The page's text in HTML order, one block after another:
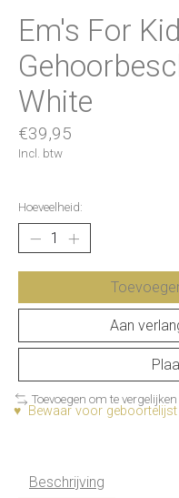
Em's For
White
€39,95
Incl. btw
Hoeveelheid:
Aan
Toevoegen om te vergelijken
♥ Bewaar voor geboortelijst
Beschrijving